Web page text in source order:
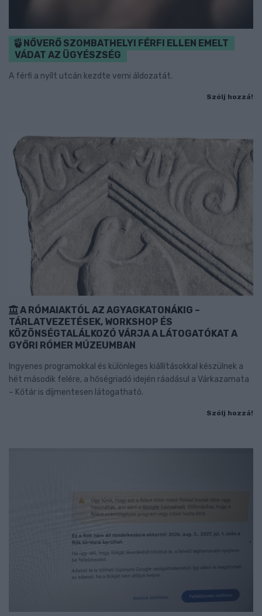
NŐVERŐ SZOMBATHELYI FÉRFI ELLEN EMELT
VÁDAT AZ ÜGYÉSZSÉG
A férfi a nyílt utcán kezdte verni áldozatát.
Szólj hozzá!
A RÓMAIAKTÓL AZ AGYAGKATONÁKIG –
TÁRLATVEZETÉSEK, WORKSHOP ÉS
KÖZÖNSÉGTALÁLKOZÓ VÁRJA A LÁTOGATÓKAT A
GYŐRI RÓMER MÚZEUMBAN
Ingyenes programokkal és különleges kiállításokkal készülnek a
hét második felére, a hőségriadó idején ráadásul a Várkazamata
– Kőtár is díjmentesen látogatható.
Szólj hozzá!